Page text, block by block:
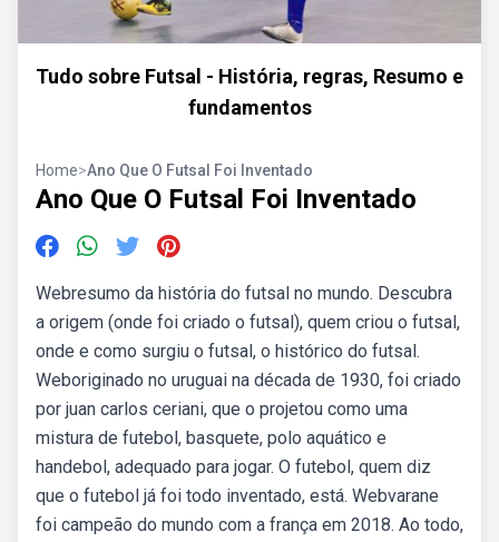
Tudo sobre Futsal - História, regras, Resumo e
fundamentos
Home>Ano Que O Futsal Foi Inventado
Ano Que O Futsal Foi Inventado
Webresumo da história do futsal no mundo. Descubra
a origem (onde foi criado o futsal), quem criou o futsal,
onde e como surgiu o futsal, o histórico do futsal.
Weboriginado no uruguai na década de 1930, foi criado
por juan carlos ceriani, que o projetou como uma
mistura de futebol, basquete, polo aquático e
handebol, adequado para jogar. O futebol, quem diz
que o futebol já foi todo inventado, está. Webvarane
foi campeão do mundo com a frança em 2018. Ao todo,